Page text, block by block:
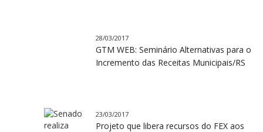
28/03/2017
GTM WEB: Seminário Alternativas para o
Incremento das Receitas Municipais/RS
23/03/2017
Projeto que libera recursos do FEX aos